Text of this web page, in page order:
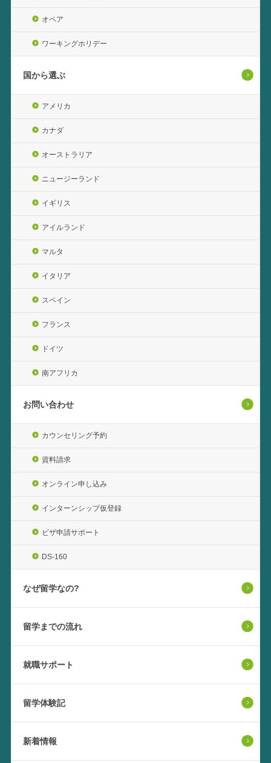
オペア
ワーキングホリデー
国から選ぶ
アメリカ
カナダ
オーストラリア
ニュージーランド
イギリス
アイルランド
マルタ
イタリア
スペイン
フランス
ドイツ
南アフリカ
お問い合わせ
カウンセリング予約
資料請求
オンライン申し込み
インターンシップ仮登録
ビザ申請サポート
DS-160
なぜ留学なの?
留学までの流れ
就職サポート
留学体験記
新着情報